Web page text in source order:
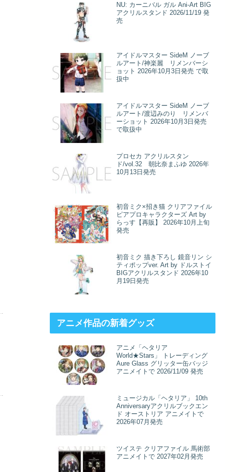
NU: カーニバル ガル Ani-Art BIG
アクリルスタンド 2026/11/19 発
売
アイドルマスター SideM ノーブ
ルアート/神楽麗 リメンバーシ
ョット 2026年10月3日発売 で取
扱中
アイドルマスター SideM ノーブ
ルアート/渡辺みのり リメンバ
ーショット 2026年10月3日発売
で取扱中
プロセカ アクリルスタン
ド/vol.32 朝比奈まふゆ 2026年
10月13日発売
初音ミク×招き猫 クリアファイル
ピアプロキャラクターズ Art by
らっす【再販】 2026年10月上旬
発売
初音ミク 描き下ろし 鏡音リン シ
ティポップver. Art by ドルストイ
BIGアクリルスタンド 2026年10
月19日発売
アニメ作品の新着グッズ
アニメ「ヘタリア
World★Stars」 トレーディング
Aure Glass グリッター缶バッジ
アニメイトで 2026/11/09 発売
ミュージカル「ヘタリア」 10th
Anniversaryアクリルブックエン
ド オーストリア アニメイトで
2026年07月発売
ツイステ クリアファイル 馬術部
アニメイトで 2027年02月発売